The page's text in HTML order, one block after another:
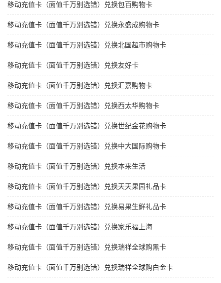
移动充值卡（面值千万别选错）兑换包百购物卡
移动充值卡（面值千万别选错）兑换永盛成购物卡
移动充值卡（面值千万别选错）兑换北国超市购物卡
移动充值卡（面值千万别选错）兑换友好卡
移动充值卡（面值千万别选错）兑换汇嘉购物卡
移动充值卡（面值千万别选错）兑换西太华购物卡
移动充值卡（面值千万别选错）兑换世纪金花购物卡
移动充值卡（面值千万别选错）兑换中大国际购物卡
移动充值卡（面值千万别选错）兑换本来生活
移动充值卡（面值千万别选错）兑换天天果园礼品卡
移动充值卡（面值千万别选错）兑换易果生鲜礼品卡
移动充值卡（面值千万别选错）兑换家乐福上海
移动充值卡（面值千万别选错）兑换瑞祥全球购黑卡
移动充值卡（面值千万别选错）兑换瑞祥全球购白金卡